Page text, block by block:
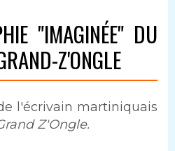
"IMAGINÉE" DU
Z'ONGLE
l'écrivain martiniquais
Z'Ongle.